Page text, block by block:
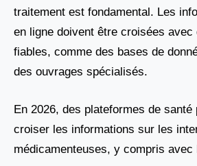
traitement est fondamental. Les
en ligne doivent être croisées avec
fiables, comme des bases de
des ouvrages spécialisés.
En 2026, des plateformes de santé
croiser les informations sur les
médicamenteuses, y compris avec